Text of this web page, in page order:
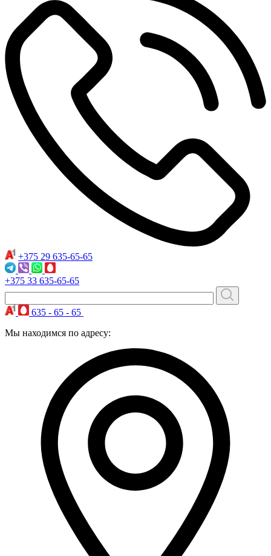
+375 29 635-65-65
+375 33 635-65-65
635 - 65 - 65
Мы находимся по адресу: